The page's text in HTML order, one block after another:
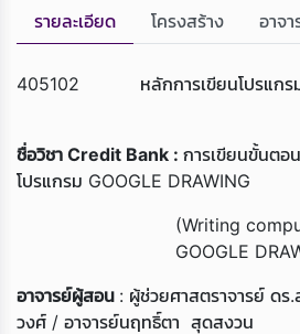
รายละเอียด โครงสร้าง อาจ
405102 หลักการเขียนโปรแ
ชื่อวิชา Credit Bank : การเขียนขั้นตอ
โปรแกรม GOOGLE DRAWING
(Writing
GOOGLE
อาจารย์ผู้สอน : ผู้ช่วยศาสตราจารย์ ด
วงศ์ / อาจารย์นฤทธิ์ตา สุดสงวน
Loading...